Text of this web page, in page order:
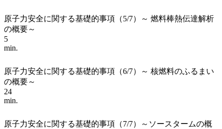
原子力安全に関する基礎的事項（5/7）～ 燃料棒熱伝達解析
の概要～
5
min.
原子力安全に関する基礎的事項（6/7）～ 核燃料のふるまい
の概要～
24
min.
原子力安全に関する基礎的事項（7/7）～ソースタームの概